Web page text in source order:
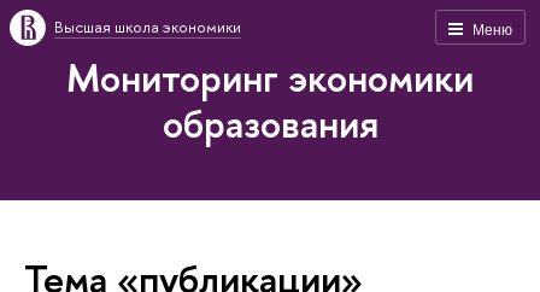
Меню
Высшая школа экономики
Мониторинг экономики
образования
Тема «публикации»